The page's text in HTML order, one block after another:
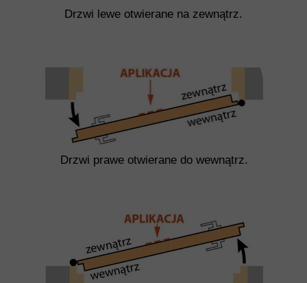
Drzwi prawe otwierane do wewnątrz.
Drzwi lewe otwierane na zewnątrz.